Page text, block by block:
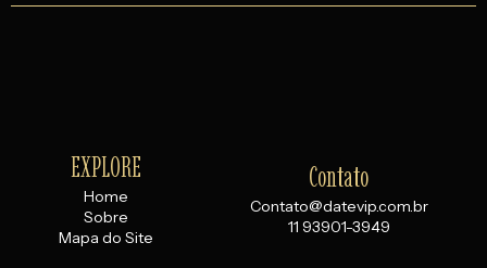
EXPLORE
Home
Sobre
Mapa do Site
Contato
Contato@datevip.com.br
11 93901-3949